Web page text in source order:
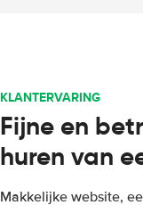
KLANTERVARING
Fijne en
huren van
Makkelijke website,